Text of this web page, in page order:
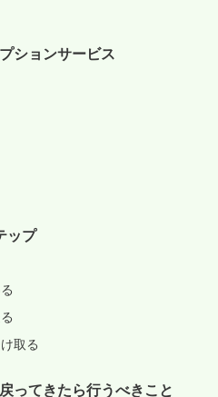
ションサービス
ップ
取る
ってきたら行うべきこと